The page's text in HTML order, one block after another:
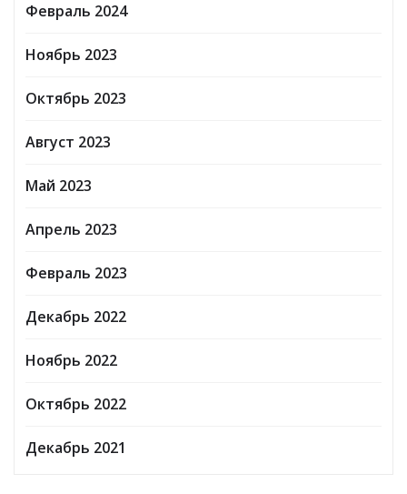
Февраль 2024
Ноябрь 2023
Октябрь 2023
Август 2023
Май 2023
Апрель 2023
Февраль 2023
Декабрь 2022
Ноябрь 2022
Октябрь 2022
Декабрь 2021